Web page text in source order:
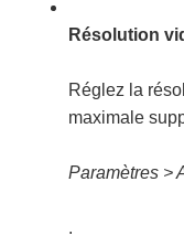
Résolution
Réglez la
maximale
Paramètres >
.